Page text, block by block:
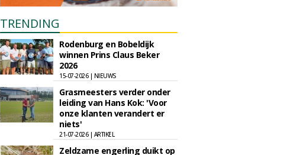
TRENDING
Rodenburg en Bobeldijk
winnen Prins Claus Beker
2026
15-07-2026 | NIEUWS
Grasmeesters verder onder
leiding van Hans Kok: 'Voor
onze klanten verandert er
niets'
21-07-2026 | ARTIKEL
Zeldzame engerling duikt op